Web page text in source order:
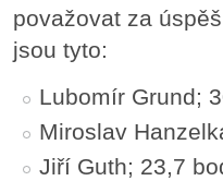
považovat za
jsou tyto:
Lubomír Grund;
Miroslav
Jiří Guth; 23,7